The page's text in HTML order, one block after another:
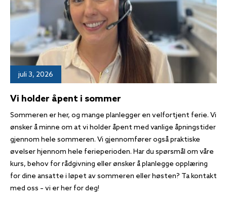
juli 3, 2026
Vi holder åpent i sommer
Sommeren er her, og mange planlegger en velfortjent ferie. Vi
ønsker å minne om at vi holder åpent med vanlige åpningstider
gjennom hele sommeren. Vi gjennomfører også praktiske
øvelser hjennom hele ferieperioden. Har du spørsmål om våre
kurs, behov for rådgivning eller ønsker å planlegge opplæring
for dine ansatte i løpet av sommeren eller høsten? Ta kontakt
med oss – vi er her for deg!